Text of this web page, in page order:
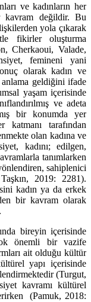
ve kadınların her
kavram değildir. Bu
yola çıkarak
fikirler oluşturma
Cherkaoui, Valade,
femineni yani
olarak kadın ve
geldiğini ifade
yaşam içerisinde
ve adeta
bir konumda yer
tarafından
olan kadına ve
kadını; edilgen,
tanımlarken
sahiplenici
2019: 2281).
kadın ya da erkek
bir kavram olarak
bireyin içerisinde
önemli bir vazife
ait olduğu kültür
yapı içerisinde
(Turgut,
kavramı kültürel
(Pamuk, 2018: